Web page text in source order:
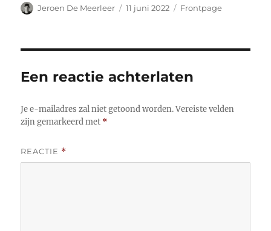
Auteur
Jeroen De Meerleer
Gepubliceerd
11 juni 2022 Categorieën
Frontpage
Een reactie achterlaten
Je e-mailadres zal niet getoond worden. Vereiste velden
zijn gemarkeerd met *
REACTIE *